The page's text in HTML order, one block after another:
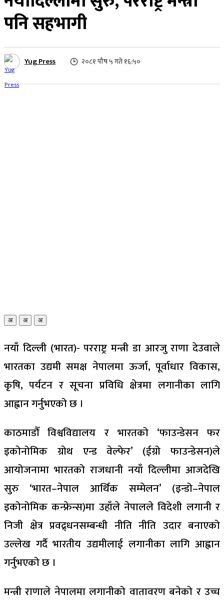
पनि सहभागी
Yug Press २०८१ पौष ५ गते १६:५०
अ अ अ
नयाँ दिल्ली (भारत)- परराष्ट्र मन्त्री डा आरजु राणा देउवाले
भारतका उद्यमी समक्ष नेपालमा ऊर्जा, पूर्वाधार विकास,
कृषि, पर्यटन र सूचना प्रविधि क्षेत्रमा लगानीका लागि
आह्वान गर्नुभएको छ ।
काठमाडौँ विश्वविद्यालय र भारतको ‘फाउन्डेसन फर
इकोनोमिक ग्रोथ एन्ड वेल्फेर’ (ईग्रो फाउन्डेसन)ले
आयोजनामा भारतको राजधानी नयाँ दिल्लीमा आजदेखि
सुरु ‘भारत–नेपाल आर्थिक सम्मेलन’ (इन्डो–नेपाल
इकोनोमिक कन्फ्रेन्स)मा उहाँले नेपालले विदेशी लगानी र
निजी क्षेत्र प्रवद्र्धनसम्बन्धी नीति नीति उदार बनाएको
उल्लेख गर्दै भारतीय उद्यमीलाई लगानीका लागि आह्वान
गर्नुभएको छ ।
मन्त्री राणाले नेपालमा लगानीको वातावरण बनेको र उच्च